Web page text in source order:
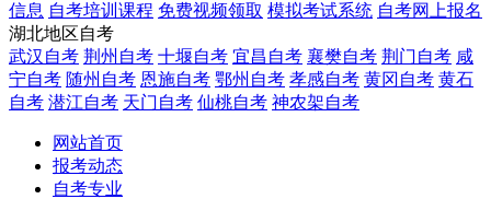
信息 自考培训课程 免费视频领取 模拟考试系统 自考网上报名
湖北地区自考
武汉自考 荆州自考 十堰自考 宜昌自考 襄樊自考 荆门自考 咸
宁自考 随州自考 恩施自考 鄂州自考 孝感自考 黄冈自考 黄石
自考 潜江自考 天门自考 仙桃自考 神农架自考
网站首页
报考动态
自考专业